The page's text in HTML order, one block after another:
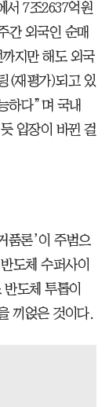
서 7조2637억원
간 외국인 순매
지만 해도 외국
(재평가)되고 있
하다”며 국내
입장이 바뀐 걸
품론’이 주범으
도체 수퍼사이
도체 투톱이
끼얹은 것이다.